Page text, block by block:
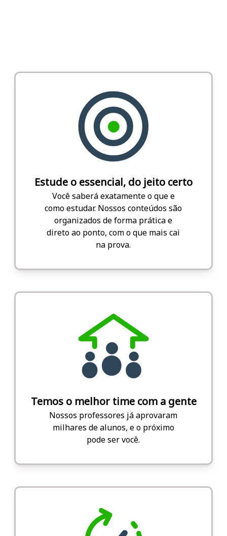
Estude o essencial, do jeito certo
Você saberá exatamente o que e
como estudar. Nossos conteúdos são
organizados de forma prática e
direto ao ponto, com o que mais cai
na prova.
Temos o melhor time com a gente
Nossos professores já aprovaram
milhares de alunos, e o próximo
pode ser você.